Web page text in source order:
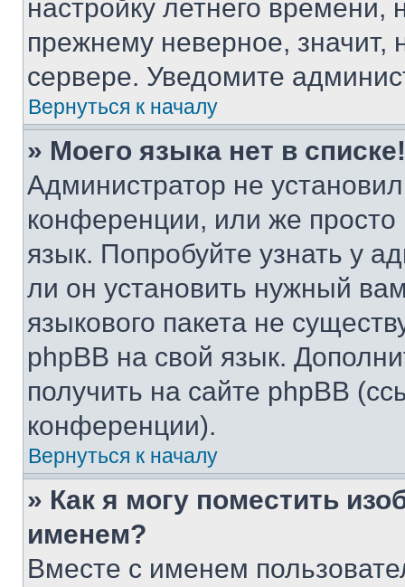
настройку летнего
прежнему неверное, значит,
сервере. Уведомите
Вернуться к началу
» Моего языка нет в списке!
Администратор не
конференции, или же
язык. Попробуйте узнать у
ли он установить нужный
языкового пакета не
phpBB на свой язык.
получить на сайте phpBB
конференции).
Вернуться к началу
» Как я могу поместить
именем?
Вместе с именем